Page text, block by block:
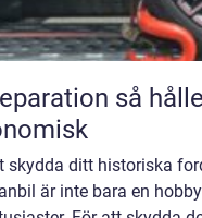
håller du bilen säker, trygg och
skydda ditt historiska
är inte bara en